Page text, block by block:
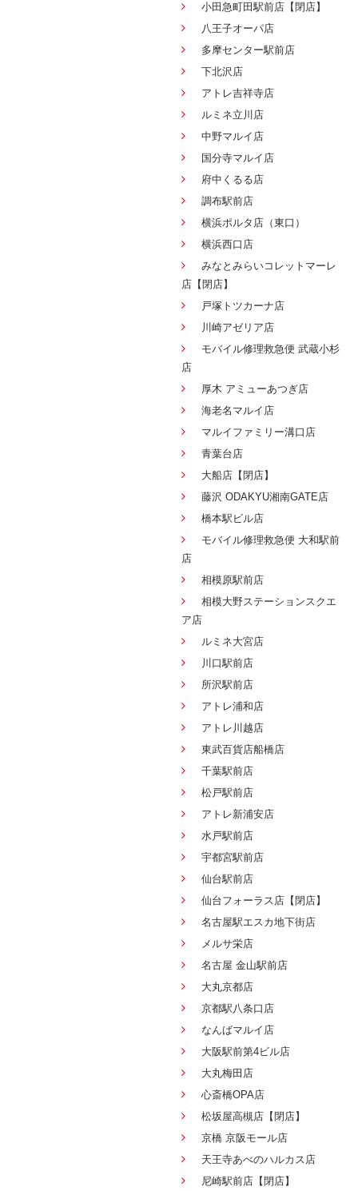
小田急町田駅前店【閉店】
八王子オーパ店
多摩センター駅前店
下北沢店
アトレ吉祥寺店
ルミネ立川店
中野マルイ店
国分寺マルイ店
府中くるる店
調布駅前店
横浜ポルタ店（東口）
横浜西口店
みなとみらいコレットマーレ
店【閉店】
戸塚トツカーナ店
川崎アゼリア店
モバイル修理救急便 武蔵小杉
店
厚木 アミューあつぎ店
海老名マルイ店
マルイファミリー溝口店
青葉台店
大船店【閉店】
藤沢 ODAKYU湘南GATE店
橋本駅ビル店
モバイル修理救急便 大和駅前
店
相模原駅前店
相模大野ステーションスクエ
ア店
ルミネ大宮店
川口駅前店
所沢駅前店
アトレ浦和店
アトレ川越店
東武百貨店船橋店
千葉駅前店
松戸駅前店
アトレ新浦安店
水戸駅前店
宇都宮駅前店
仙台駅前店
仙台フォーラス店【閉店】
名古屋駅エスカ地下街店
メルサ栄店
名古屋 金山駅前店
大丸京都店
京都駅八条口店
なんばマルイ店
大阪駅前第4ビル店
大丸梅田店
心斎橋OPA店
松坂屋高槻店【閉店】
京橋 京阪モール店
天王寺あべのハルカス店
尼崎駅前店【閉店】